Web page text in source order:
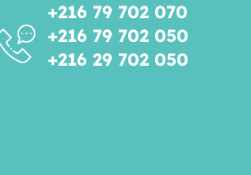
+216 79 702 070
+216 79 702 050
+216 29 702 050